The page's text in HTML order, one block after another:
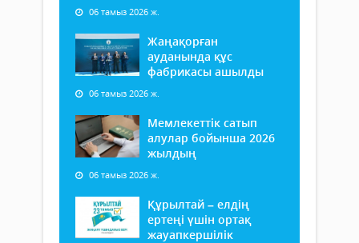
06 тамыз 2026 ж.
Жаңақорған
ауданында құс
фабрикасы ашылды
06 тамыз 2026 ж.
Мемлекеттік сатып
алулар бойынша 2026
жылдың
06 тамыз 2026 ж.
Құрылтай – елдің
ертеңі үшін ортақ
жауапкершілік